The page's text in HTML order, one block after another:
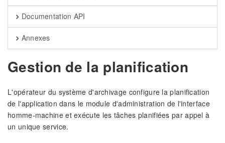
Documentation API
Annexes
Gestion de la planification
L'opérateur du système d'archivage configure la planification
de l'application dans le module d'administration de l'interface
homme-machine et exécute les tâches planifiées par appel à
un unique service.